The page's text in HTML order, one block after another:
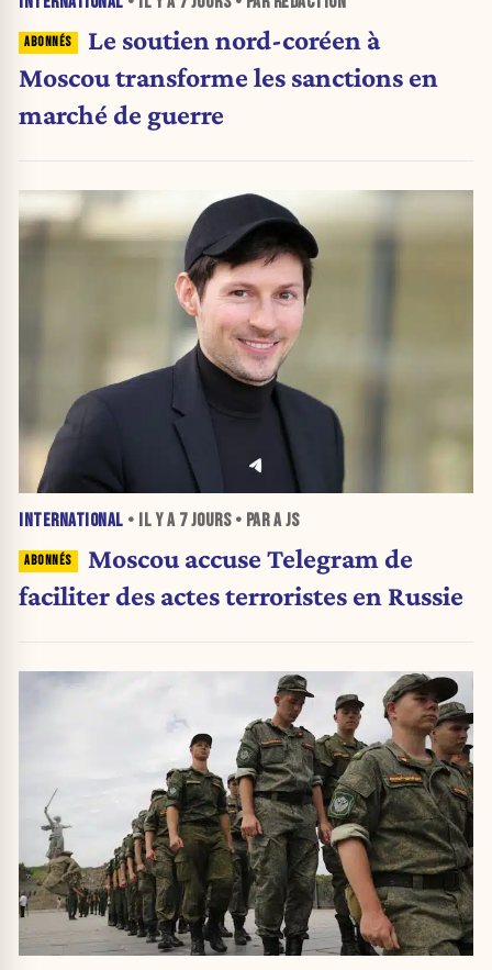
Le soutien nord-coréen à
Moscou transforme les sanctions en
marché de guerre
INTERNATIONAL • IL Y A 7 JOURS• PAR A JS
Moscou accuse Telegram de
faciliter des actes terroristes en Russie